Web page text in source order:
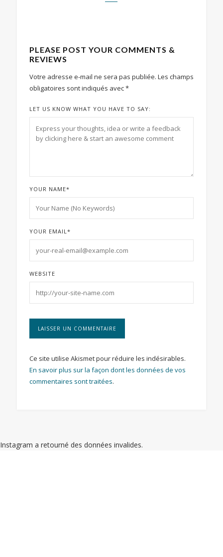
PLEASE POST YOUR COMMENTS &
REVIEWS
Votre adresse e-mail ne sera pas publiée. Les champs
obligatoires sont indiqués avec*
LET US KNOW WHAT YOU HAVE TO SAY:
YOUR NAME*
YOUR EMAIL*
WEBSITE
Ce site utilise Akismet pour réduire les indésirables.
En savoir plus sur la façon dont les données de vos
commentaires sont traitées.
Instagram a retourné des données invalides.